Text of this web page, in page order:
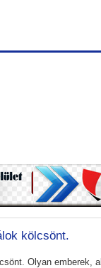
kölcsönt.
Olyan emberek,